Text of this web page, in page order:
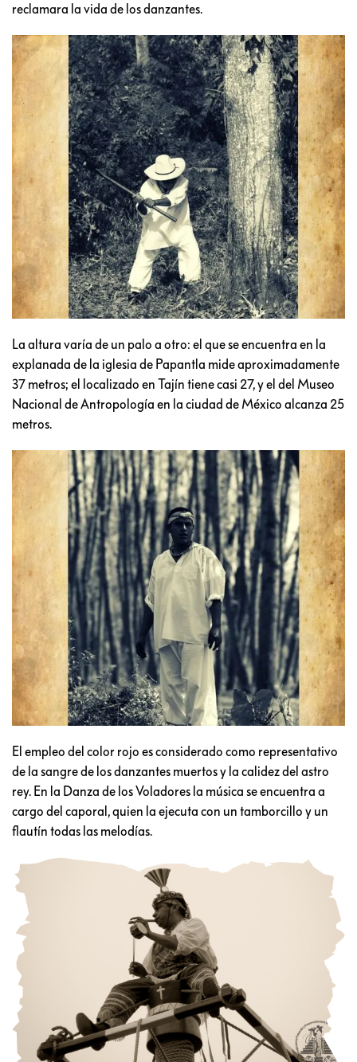
reclamara la vida de los danzantes.
La altura varía de un palo a otro: el que se encuentra en la
explanada de la iglesia de Papantla mide aproximadamente
37 metros; el localizado en Tajín tiene casi 27, y el del Museo
Nacional de Antropología en la ciudad de México alcanza 25
metros.
El empleo del color rojo es considerado como representativo
de la sangre de los danzantes muertos y la calidez del astro
rey. En la Danza de los Voladores la música se encuentra a
cargo del caporal, quien la ejecuta con un tamborcillo y un
flautín todas las melodías.